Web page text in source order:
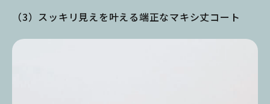
（3）スッキリ見えを叶える端正なマキシ丈コート